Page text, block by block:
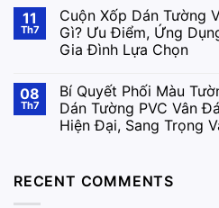
11
Th7
Cuộn Xốp Dán Tường
Gì? Ưu Điểm, Ứng
Gia Đình Lựa Chọn
08
Th7
Bí Quyết Phối Màu
Dán Tường PVC Vân
Hiện Đại, Sang Trọng
RECENT COMMENTS